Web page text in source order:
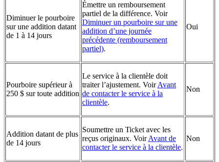
Diminuer le pourboire
sur une addition datant
de 1 à 14 jours
Émettre un remboursement
partiel de la différence. Voir
Diminuer un pourboire sur une
addition d’une journée
précédente (remboursement
partiel).
Oui
Pourboire supérieur à
250 $ sur toute addition
Le service à la clientèle doit
traiter l’ajustement. VoirAvant
de contacter le service à la
clientèle.
Non
Addition datant de plus
de 14 jours
Soumettre un Ticket avec les
reçus originaux. VoirAvant de
contacter le service à la clientèle.
Non